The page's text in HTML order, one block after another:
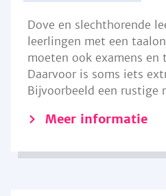
Dove en slechthorende
leerlingen met een
moeten ook examens en
Daarvoor is soms iets
Bijvoorbeeld een rustige
Meer informatie